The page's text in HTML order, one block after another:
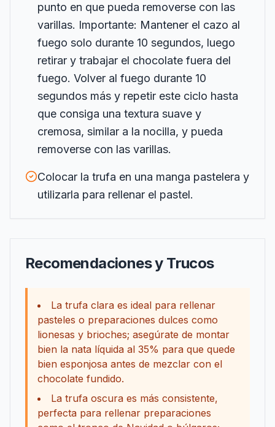
punto en que pueda removerse con las
varillas. Importante: Mantener el cazo al
fuego solo durante 10 segundos, luego
retirar y trabajar el chocolate fuera del
fuego. Volver al fuego durante 10
segundos más y repetir este ciclo hasta
que consiga una textura suave y
cremosa, similar a la nocilla, y pueda
removerse con las varillas.
Colocar la trufa en una manga pastelera y
utilizarla para rellenar el pastel.
Recomendaciones y Trucos
La trufa clara es ideal para rellenar
pasteles o preparaciones dulces como
lionesas y brioches; asegúrate de montar
bien la nata líquida al 35% para que quede
bien esponjosa antes de mezclar con el
chocolate fundido.
La trufa oscura es más consistente,
perfecta para rellenar preparaciones